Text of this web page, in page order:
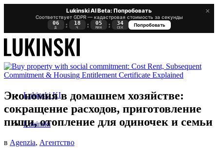
×
Lukinski AI Beta: Попробовать
Соответствует GDPR — кадастровая стоимость за секунды
06
Д : 18
Ч : 05
МИН : 33
СЕК
Попробовать
Lukinski KI
Lukinski
Экономия в домашнем хозяйстве:
сокращение расходов, приготовление
пищи, отопление для одиночек и семьи
в Agenzia, Агентство